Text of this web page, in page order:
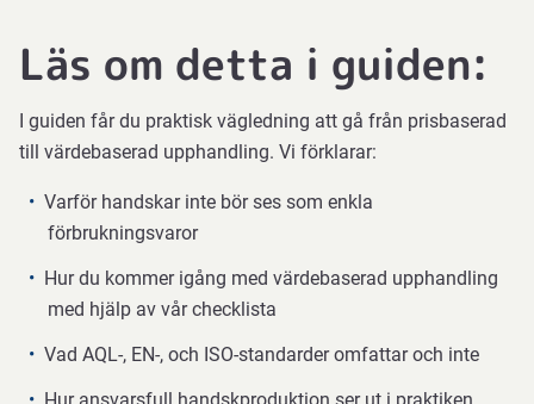
Läs om detta i guiden:
I guiden får du praktisk vägledning att gå från prisbaserad
till värdebaserad upphandling. Vi förklarar:
Varför handskar inte bör ses som enkla
förbrukningsvaror
Hur du kommer igång med värdebaserad upphandling
med hjälp av vår checklista
Vad AQL-, EN-, och ISO-standarder omfattar och inte